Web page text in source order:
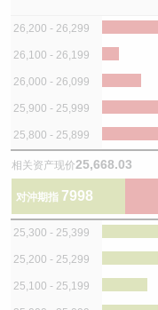
26,200 - 26,299
26,100 - 26,199
26,000 - 26,099
25,900 - 25,999
25,800 - 25,899
相关资产现价25,668.03
对沖期指 7998
25,300 - 25,399
25,200 - 25,299
25,100 - 25,199